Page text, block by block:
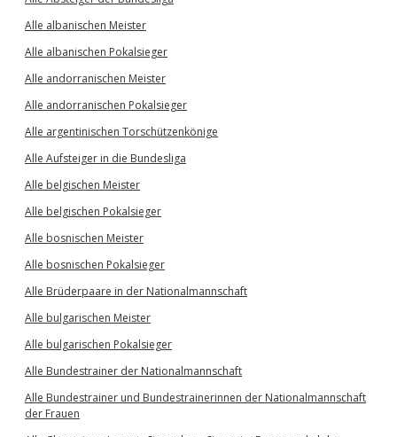
Alle albanischen Meister
Alle albanischen Pokalsieger
Alle andorranischen Meister
Alle andorranischen Pokalsieger
Alle argentinischen Torschützenkönige
Alle Aufsteiger in die Bundesliga
Alle belgischen Meister
Alle belgischen Pokalsieger
Alle bosnischen Meister
Alle bosnischen Pokalsieger
Alle Brüderpaare in der Nationalmannschaft
Alle bulgarischen Meister
Alle bulgarischen Pokalsieger
Alle Bundestrainer der Nationalmannschaft
Alle Bundestrainer und Bundestrainerinnen der Nationalmannschaft
der Frauen